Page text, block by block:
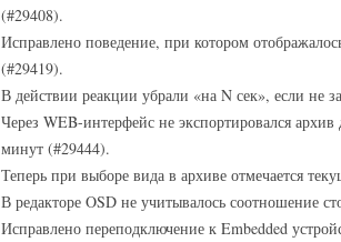
(#29408).
Исправлено поведение, при котором
(#29419).
В действии реакции убрали «на N сек», если не
Через WEB-интерфейс не экспортировался архив
минут (#29444).
Теперь при выборе вида в архиве отмечается
В редакторе OSD не учитывалось соотношение
Исправлено переподключение к Embedded